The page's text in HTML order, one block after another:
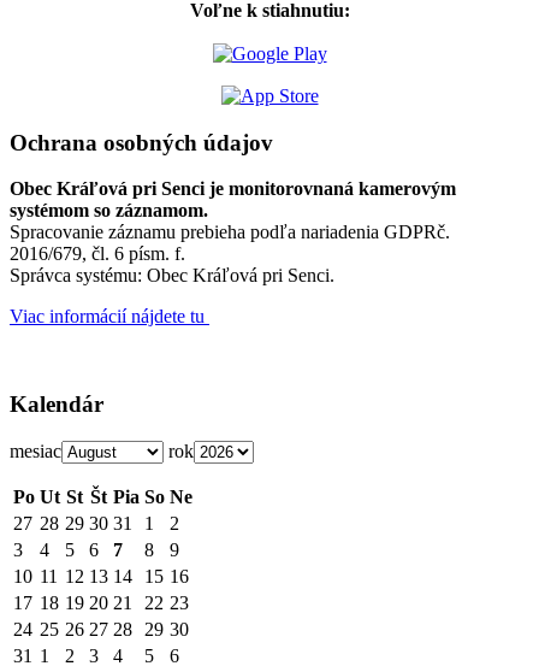
Voľne k stiahnutiu:
Ochrana osobných údajov
Obec Kráľová pri Senci je monitorovnaná kamerovým
systémom so záznamom.
Spracovanie záznamu prebieha podľa nariadenia GDPRč.
2016/679, čl. 6 písm. f.
Správca systému: Obec Kráľová pri Senci.
Viac informácií nájdete tu
Kalendár
mesiac rok
Po Ut St Št Pia So Ne
27 28 29 30 31 1
2
3
4 5 6 7 8
9
10 11 12 13 14 15 16
17 18 19 20 21 22 23
24 25 26 27 28 29 30
31 1 2 3 4 5 6